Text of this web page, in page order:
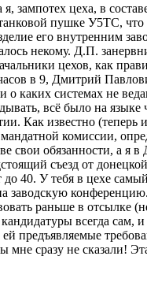
зампотех цеха, в
пушке У5ТС,
его внутренним
некому. Д.П.
цехов, как
в 9, Дмитрий
о каких системах не
всё было на
Как известно
комиссии,
свои обязанности, а
съезд от
40. У тебя в цехе
заводскую
раньше в
всегда
предъявляемые
сразу не сказали!